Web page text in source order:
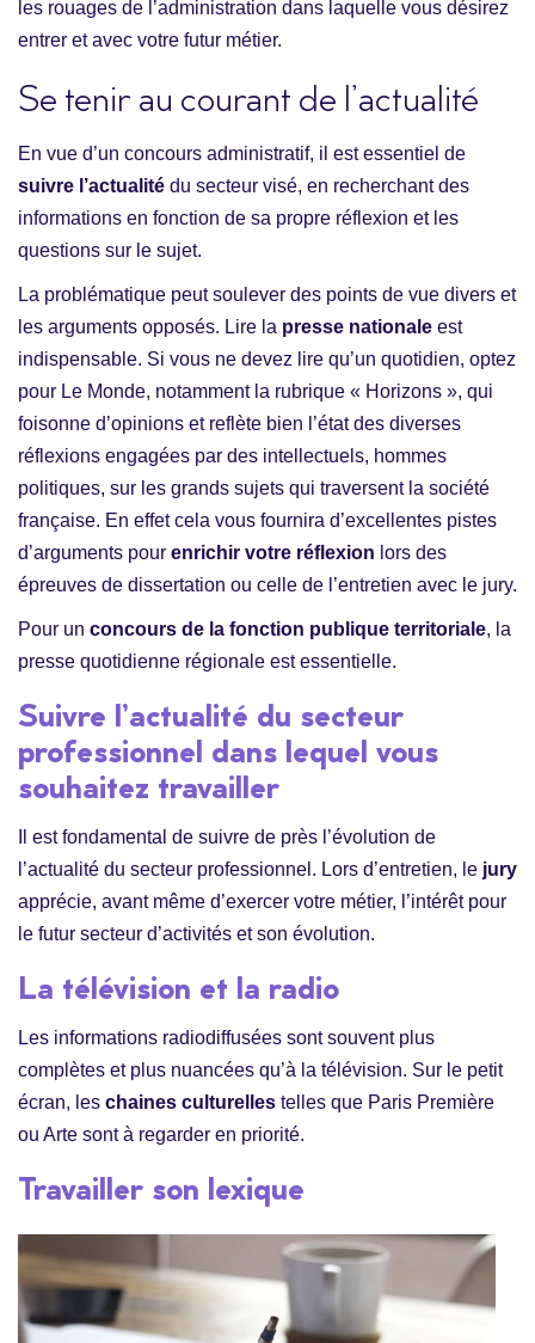
les rouages de l’administration dans laquelle vous désirez
entrer et avec votre futur métier.
Se tenir au courant de l’actualité
En vue d’un concours administratif, il est essentiel de
suivre l’actualité du secteur visé, en recherchant des
informations en fonction de sa propre réflexion et les
questions sur le sujet.
La problématique peut soulever des points de vue divers et
les arguments opposés. Lire la presse nationale est
indispensable. Si vous ne devez lire qu’un quotidien, optez
pour Le Monde, notamment la rubrique « Horizons », qui
foisonne d’opinions et reflète bien l’état des diverses
réflexions engagées par des intellectuels, hommes
politiques, sur les grands sujets qui traversent la société
française. En effet cela vous fournira d’excellentes pistes
d’arguments pour enrichir votre réflexion lors des
épreuves de dissertation ou celle de l’entretien avec le jury.
Pour un concours de la fonction publique territoriale, la
presse quotidienne régionale est essentielle.
Suivre l’actualité du secteur
professionnel dans lequel vous
souhaitez travailler
Il est fondamental de suivre de près l’évolution de
l’actualité du secteur professionnel. Lors d’entretien, le jury
apprécie, avant même d’exercer votre métier, l’intérêt pour
le futur secteur d’activités et son évolution.
La télévision et la radio
Les informations radiodiffusées sont souvent plus
complètes et plus nuancées qu’à la télévision. Sur le petit
écran, les chaines culturelles telles que Paris Première
ou Arte sont à regarder en priorité.
Travailler son lexique